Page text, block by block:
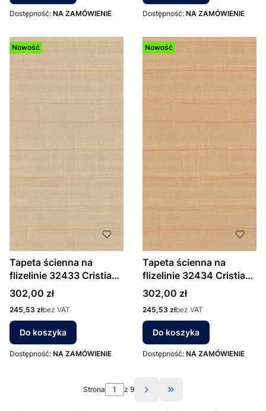
Dostępność: NA ZAMÓWIENIE Dostępność: NA ZAMÓWIENIE
Nowość
Tapeta ścienna na
flizelinie 32433 Cristiana
Masi Vitalis poziome
pasy
Cena
302,00 zł
Cena
245,53 złbez VAT
Do koszyka
Dostępność: NA ZAMÓWIENIE
Nowość
Tapeta ścienna na
flizelinie 32434 Cristiana
Masi Vitalis poziome
pasy
Cena
302,00 zł
Cena
245,53 złbez VAT
Do koszyka
Dostępność: NA ZAMÓWIENIE
Strona z 9 Przejdź do ostatniej